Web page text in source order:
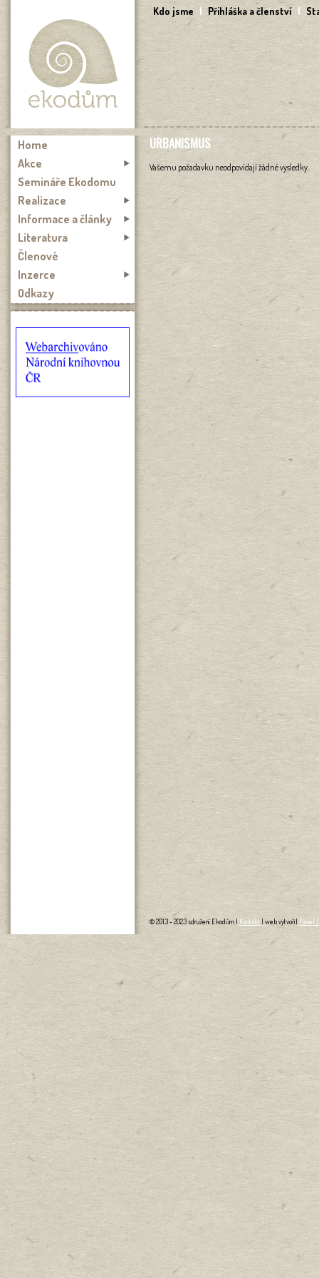
Kdo jsme | Přihláška a členství |
URBANISMUS
Vašemu požadavku neodpovídají žádné výsledky.
Home
Akce
Semináře Ekodomu
Realizace
Informace a články
Literatura
Členové
Inzerce
Odkazy
© 2013 - 2023 sdružení Ekodům | Kontakt | web vytvořil Pavel